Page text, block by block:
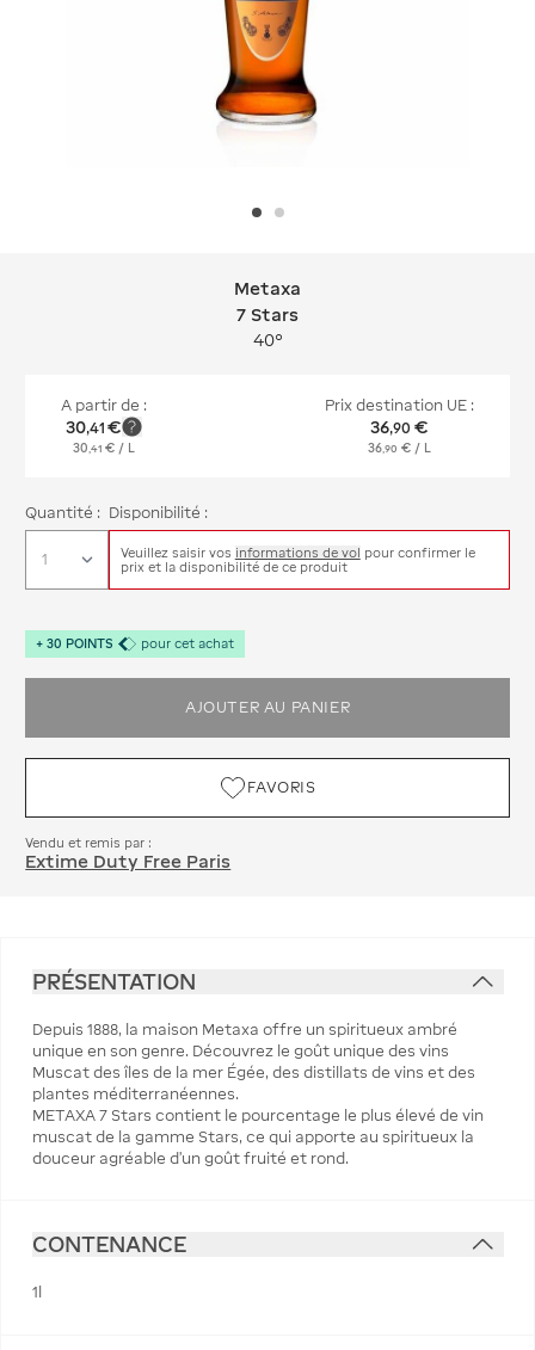
Metaxa
7 Stars
40°
A partir de :
30,41 €
30,41 € / L
Prix destination UE :
36,90 €
36,90 € / L
Quantité : Disponibilité :
Veuillez saisir vos informations de vol pour confirmer le
prix et la disponibilité de ce produit
+ 30 POINTS pour cet achat
AJOUTER AU PANIER
FAVORIS
Vendu et remis par :
Extime Duty Free Paris
PRÉSENTATION
Depuis 1888, la maison Metaxa offre un spiritueux ambré
unique en son genre. Découvrez le goût unique des vins
Muscat des îles de la mer Égée, des distillats de vins et des
plantes méditerranéennes.
METAXA 7 Stars contient le pourcentage le plus élevé de vin
muscat de la gamme Stars, ce qui apporte au spiritueux la
douceur agréable d'un goût fruité et rond.
CONTENANCE
1l